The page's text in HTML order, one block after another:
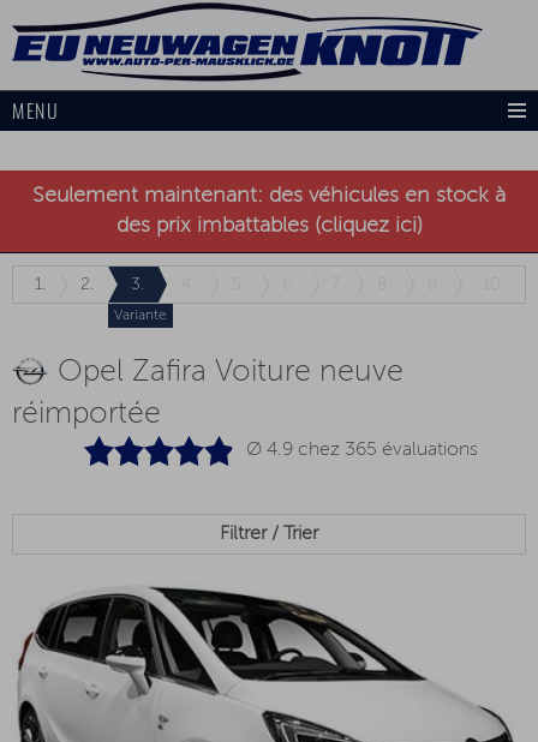
MENU
Seulement maintenant: des véhicules en stock à
des prix imbattables (cliquez ici)
1. 2. 3.
Variante
Opel Zafira Voiture neuve
réimportée
Ø 4.9 chez 365 évaluations
Filtrer / Trier